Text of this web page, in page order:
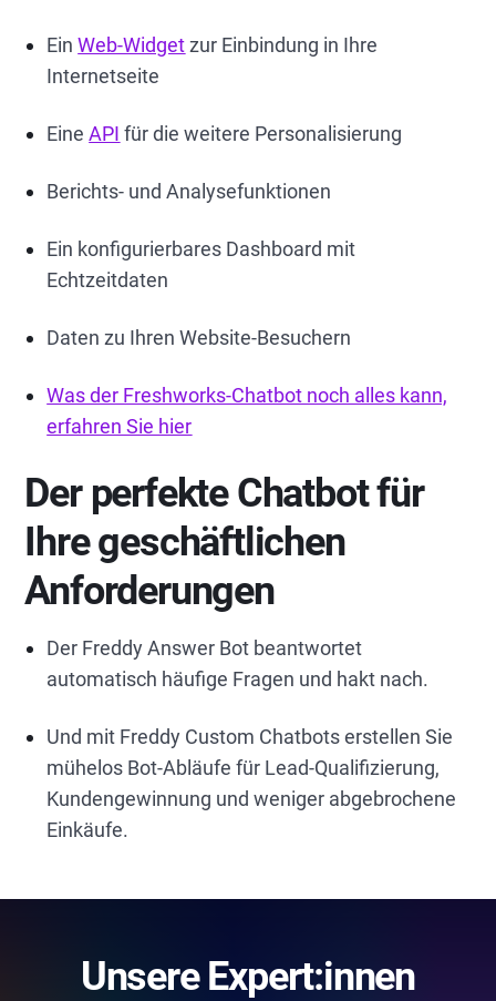
EinWeb-Widgetzur Einbindung in Ihre
Internetseite
EineAPI für die weitere Personalisierung
Berichts- und Analysefunktionen
Ein konfigurierbares Dashboard mit
Echtzeitdaten
Daten zu Ihren Website-Besuchern
Was der Freshworks-Chatbot noch alles kann,
erfahren Sie hier
Der perfekte Chatbot für
Ihre geschäftlichen
Anforderungen
Der Freddy Answer Bot beantwortet
automatisch häufige Fragen und hakt nach.
Und mit Freddy Custom Chatbots erstellen Sie
mühelos Bot-Abläufe für Lead-Qualifizierung,
Kundengewinnung und weniger abgebrochene
Einkäufe.
Unsere Expert:innen